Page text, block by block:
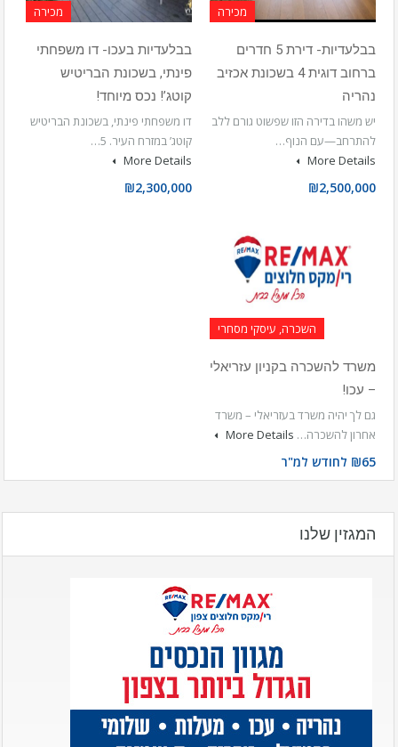
מכירה
בבלעדיות- דירת 5 חדרים
ברחוב דוגית 4 בשכונת אכזיב
נהריה
יש משהו בדירה הזו שפשוט גורם ללב
להתרחב—עם הנוף…
More Details
₪2,500,000
מכירה
בבלעדיות בעכו- דו משפחתי
פינתי, בשכונת הבריטיש
קוטג’! נכס מיוחד!
דו משפחתי פינתי, בשכונת הבריטיש
קוטג’ במזרח העיר. 5…
More Details
₪2,300,000
השכרה, עיסקי מסחרי
משרד להשכרה בקניון עזריאלי
– עכו!
גם לך יהיה משרד בעזריאלי – משרד
אחרון להשכרה… More Details
₪65 לחודש למ"ר
המגזין שלנו